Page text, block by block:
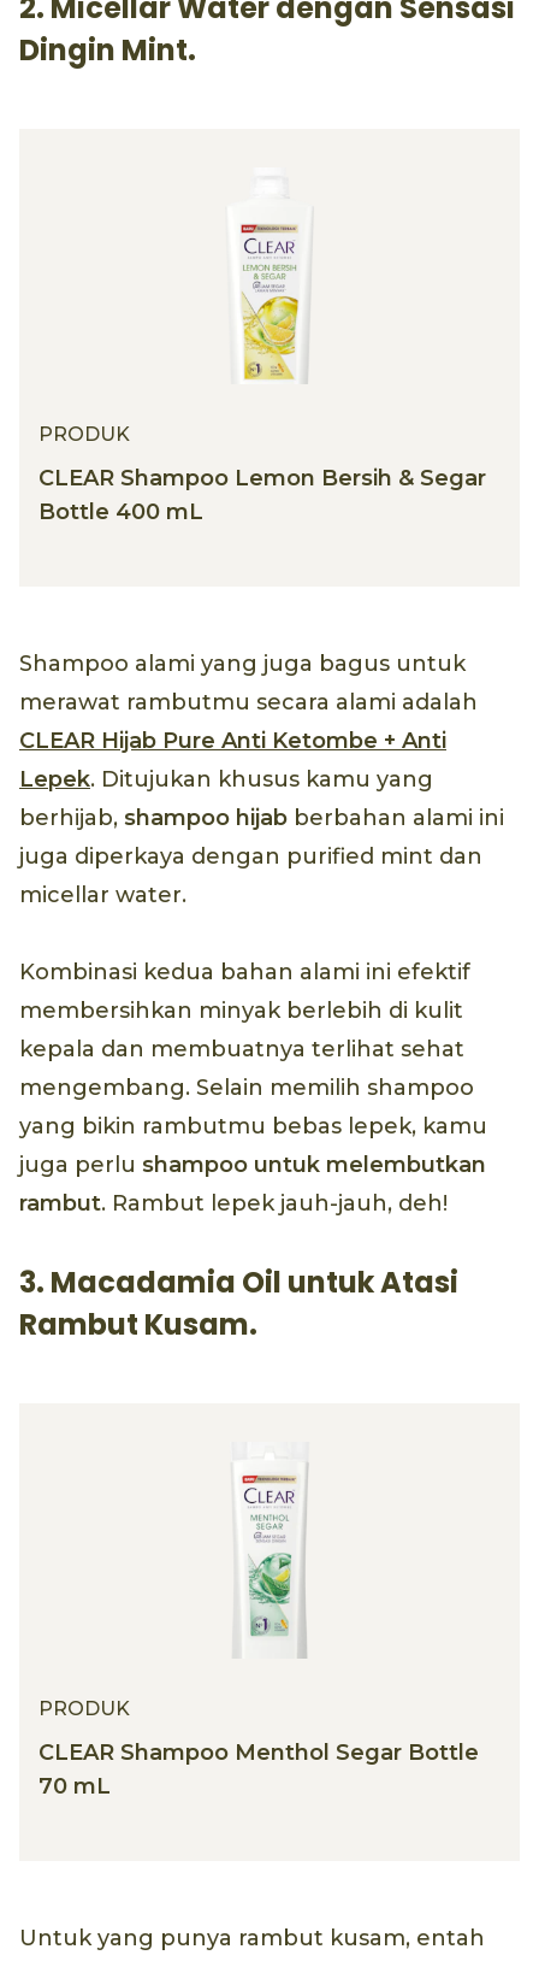
Dingin Mint.
PRODUK
CLEAR Shampoo Lemon Bersih & Segar
Bottle 400 mL
Shampoo alami yang juga bagus untuk
merawat rambutmu secara alami adalah
CLEAR Hijab Pure Anti Ketombe + Anti
Lepek. Ditujukan khusus kamu yang
berhijab, shampoo hijab berbahan alami ini
juga diperkaya dengan purified mint dan
micellar water.
Kombinasi kedua bahan alami ini efektif
membersihkan minyak berlebih di kulit
kepala dan membuatnya terlihat sehat
mengembang. Selain memilih shampoo
yang bikin rambutmu bebas lepek, kamu
juga perlu shampoo untuk melembutkan
rambut. Rambut lepek jauh-jauh, deh!
3. Macadamia Oil untuk Atasi
Rambut Kusam.
PRODUK
CLEAR Shampoo Menthol Segar Bottle
70 mL
Untuk yang punya rambut kusam, entah